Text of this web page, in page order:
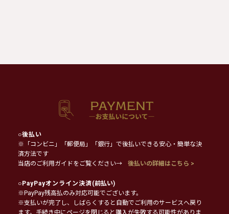
○後払い
※「コンビニ」「郵便局」「銀行」で後払いできる安心・簡単な決
済方法です
当店のご利用ガイドをご覧ください→
後払いの詳細はこちら >
○PayPayオンライン決済(前払い)
※PayPay残高払のみ対応可能でございます。
※支払いが完了し、しばらくすると自動でご利用のサービスへ戻り
ます。手続き中にページを閉じると購入が失敗する可能性がありま